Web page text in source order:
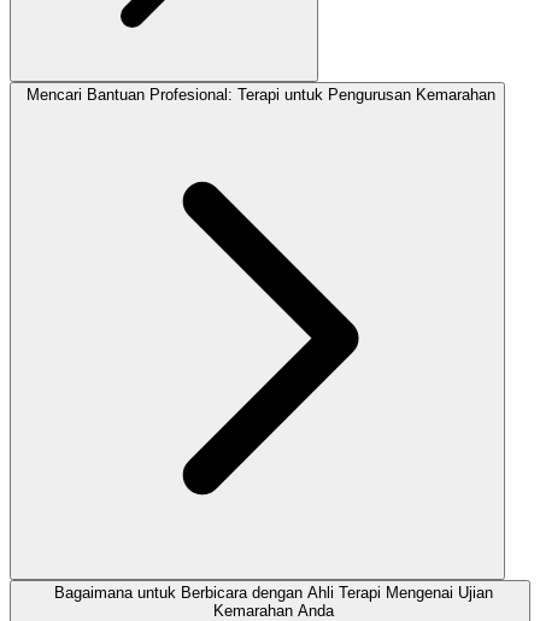
Mencari Bantuan Profesional: Terapi untuk Pengurusan Kemarahan
Bagaimana untuk Berbicara dengan Ahli Terapi Mengenai Ujian
Kemarahan Anda